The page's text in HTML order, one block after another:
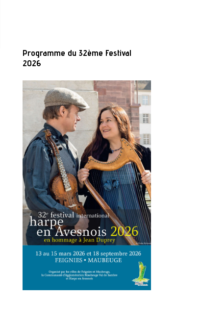
Programme du 32ème Festival
2026